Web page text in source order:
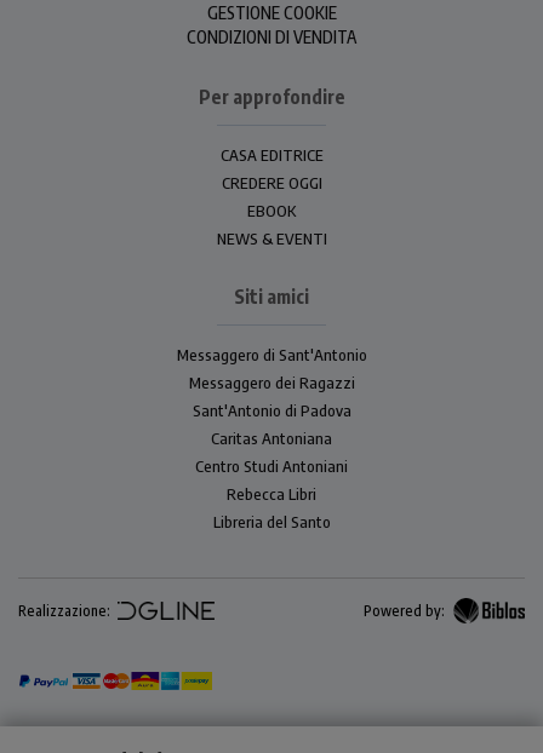
GESTIONE COOKIE
CONDIZIONI DI VENDITA
Per approfondire
CASA EDITRICE
CREDERE OGGI
EBOOK
NEWS & EVENTI
Siti amici
Messaggero di Sant'Antonio
Messaggero dei Ragazzi
Sant'Antonio di Padova
Caritas Antoniana
Centro Studi Antoniani
Rebecca Libri
Libreria del Santo
Realizzazione: Powered by: